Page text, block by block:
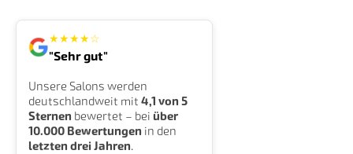
★★★★☆
"Sehr gut"
Unsere Salons werden
deutschlandweit mit 4,1 von 5
Sternen bewertet – bei über
10.000 Bewertungen in den
letzten drei Jahren.